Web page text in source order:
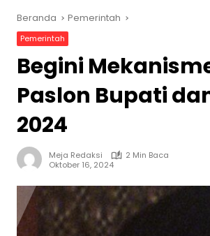
Beranda Pemerintah
Pemerintah
Begini
Paslon Bupati
2024
Meja Redaksi
2 Min Baca
Oktober 16, 2024